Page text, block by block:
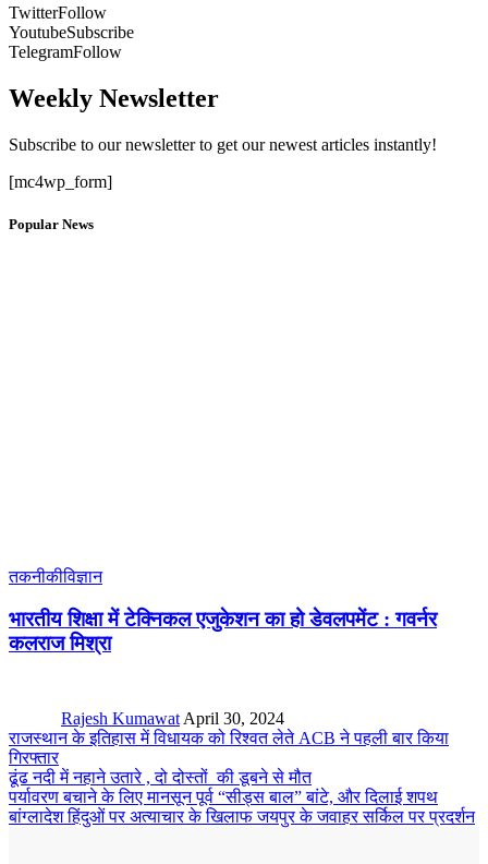
TwitterFollow
YoutubeSubscribe
TelegramFollow
Weekly Newsletter
Subscribe to our newsletter to get our newest articles instantly!
[mc4wp_form]
Popular News
तकनीकीविज्ञान
भारतीय शिक्षा में टेक्निकल एजुकेशन का हो डेवलपमेंट : गवर्नर
कलराज मिश्रा
Rajesh Kumawat April 30, 2024
राजस्थान के इतिहास में विधायक को रिश्वत लेते ACB ने पहली बार किया
गिरफ्तार
ढूंढ नदी में नहाने उतारे , दो दोस्तों की डूबने से मौत
पर्यावरण बचाने के लिए मानसून पूर्व “सीड्स बाल” बांटे, और दिलाई शपथ
बांग्लादेश हिंदुओं पर अत्याचार के खिलाफ जयपुर के जवाहर सर्किल पर प्रदर्शन